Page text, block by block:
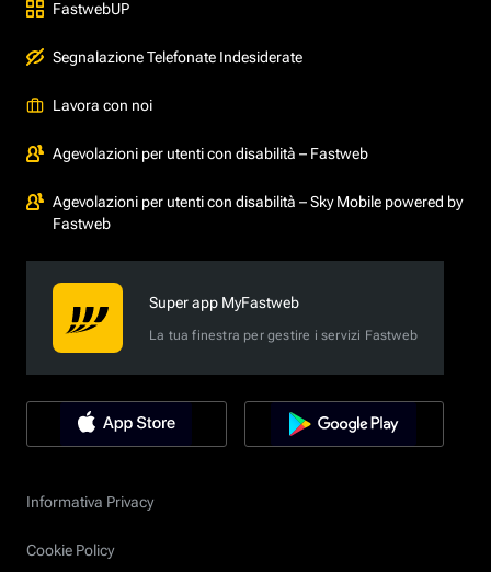
FastwebUP
Segnalazione Telefonate Indesiderate
Lavora con noi
Agevolazioni per utenti con disabilità – Fastweb
Agevolazioni per utenti con disabilità – Sky Mobile powered by
Fastweb
Super app MyFastweb
La tua finestra per gestire i servizi Fastweb
Informativa Privacy
Cookie Policy